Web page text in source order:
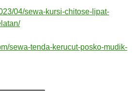
04/sewa-kursi-chitose-lipat-
sewa-tenda-kerucut-posko-mudik-